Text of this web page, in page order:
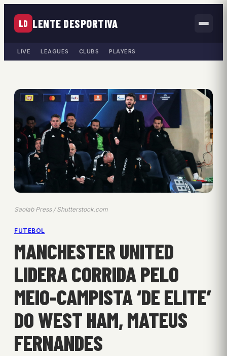
LD LENTE DESPORTIVA
LIVE LEAGUES CLUBS PLAYERS
Saolab Press / Shutterstock.com
FUTEBOL
MANCHESTER UNITED
LIDERA CORRIDA PELO
MEIO-CAMPISTA ‘DE ELITE’
DO WEST HAM, MATEUS
FERNANDES